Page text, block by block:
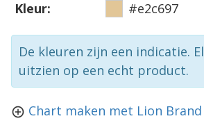
Kleur:
#e2c697
De kleuren zijn een indicatie.
uitzien op een echt product.
Chart maken met Lion Brand